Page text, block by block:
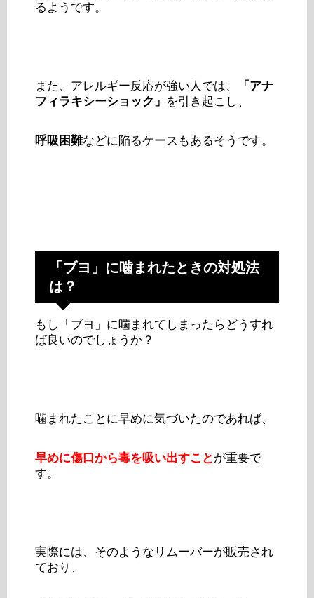
るようです。
また、アレルギー反応が強い人では、
「アナ
フィラキシーショック」 を引き起こし、
呼吸困難などに陥るケースもあるそうです。
「ブヨ」に噛まれたときの対処法
は？
もし「ブヨ」に噛まれてしまったらどうすれ
ば良いのでしょうか？
噛まれたことに早めに気づいたのであれば、
早めに傷口から毒を吸い出すことが重要で
す。
実際には、そのようなリムーバーが販売され
ており、